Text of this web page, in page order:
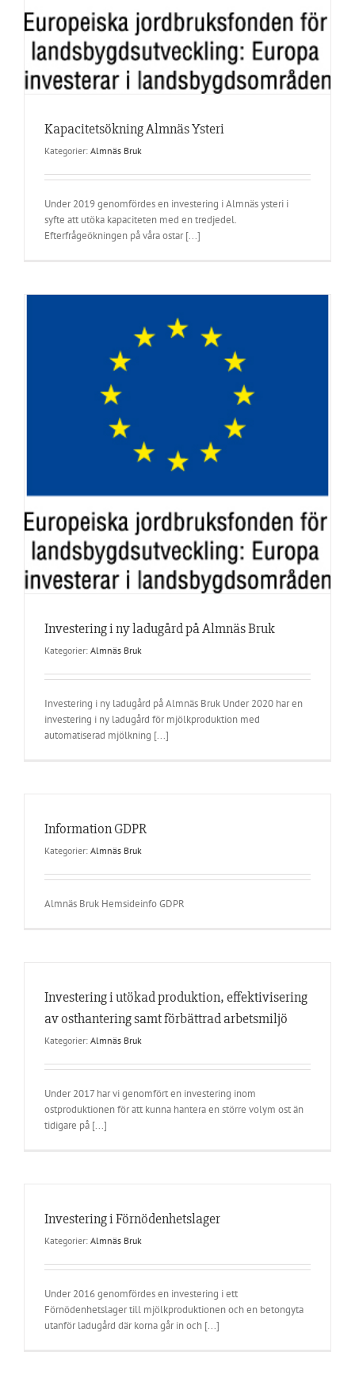
Kapacitetsökning Almnäs Ysteri
Kategorier: Almnäs Bruk
Under 2019 genomfördes en investering i Almnäs ysteri i
syfte att utöka kapaciteten med en tredjedel.
Efterfrågeökningen på våra ostar [...]
Investering i ny ladugård på Almnäs Bruk
Kategorier: Almnäs Bruk
Investering i ny ladugård på Almnäs Bruk Under 2020 har en
investering i ny ladugård för mjölkproduktion med
automatiserad mjölkning [...]
Information GDPR
Kategorier: Almnäs Bruk
Almnäs Bruk Hemsideinfo GDPR
Investering i utökad produktion, effektivisering
av osthantering samt förbättrad arbetsmiljö
Kategorier: Almnäs Bruk
Under 2017 har vi genomfört en investering inom
ostproduktionen för att kunna hantera en större volym ost än
tidigare på [...]
Investering i Förnödenhetslager
Kategorier: Almnäs Bruk
Under 2016 genomfördes en investering i ett
Förnödenhetslager till mjölkproduktionen och en betongyta
utanför ladugård där korna går in och [...]